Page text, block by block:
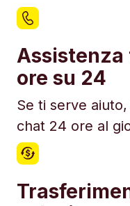
ore su 24
Se ti serve
chat 24 ore al